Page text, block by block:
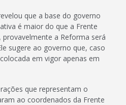
que a base do governo
é maior do que a Frente
a Reforma será
sugere ao governo que, caso
em vigor apenas em
que representam o
ao coordenados da Frente